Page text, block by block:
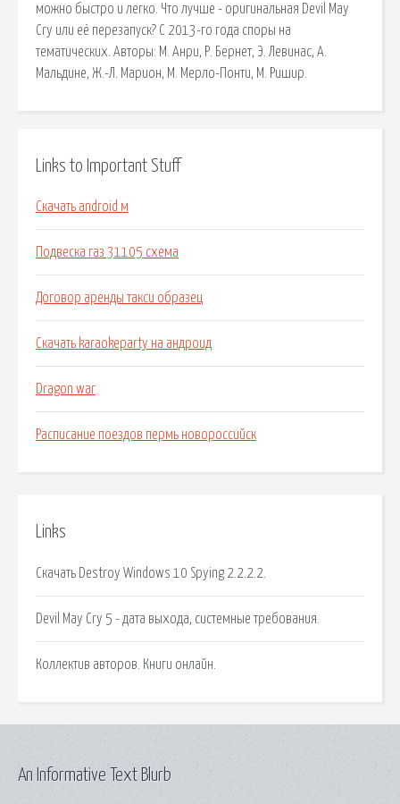
можно быстро и легко. Что лучше - оригинальная Devil May
Cry или её перезапуск? С 2013-го года споры на
тематических. Авторы: М. Анри, Р. Бернет, Э. Левинас, А.
Мальдине, Ж.-Л. Марион, М. Мерло-Понти, М. Ришир.
Links to Important Stuff
Скачать android м
Подвеска газ 31105 схема
Договор аренды такси образец
Скачать karaokeparty на андроид
Dragon war
Расписание поездов пермь новороссийск
Links
Скачать Destroy Windows 10 Spying 2.2.2.2.
Devil May Cry 5 - дата выхода, системные требования.
Коллектив авторов. Книги онлайн.
An Informative Text Blurb